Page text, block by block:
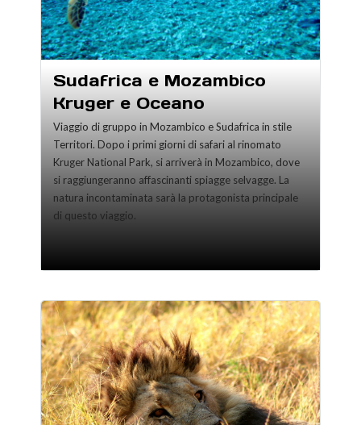
Sudafrica e Mozambico
Kruger e Oceano
Viaggio di gruppo in Mozambico e Sudafrica in stile
Territori. Dopo i primi giorni di safari al rinomato
Kruger National Park, si arriverà in Mozambico, dove
si raggiungeranno affascinanti spiagge selvagge. La
natura incontaminata sarà la protagonista principale
di questo viaggio.